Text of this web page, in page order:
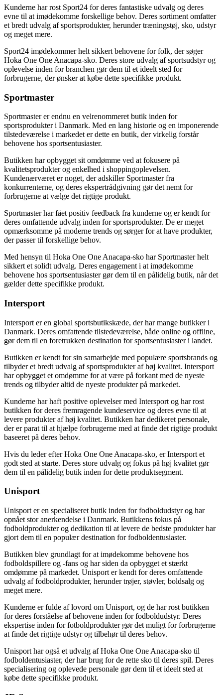
Kunderne har rost Sport24 for deres fantastiske udvalg og deres
evne til at imødekomme forskellige behov. Deres sortiment omfatter
et bredt udvalg af sportsprodukter, herunder træningstøj, sko, udstyr
og meget mere.
Sport24 imødekommer helt sikkert behovene for folk, der søger
Hoka One One Anacapa-sko. Deres store udvalg af sportsudstyr og
oplevelse inden for branchen gør dem til et ideelt sted for
forbrugerne, der ønsker at købe dette specifikke produkt.
Sportmaster
Sportmaster er endnu en velrenommeret butik inden for
sportsprodukter i Danmark. Med en lang historie og en imponerende
tilstedeværelse i markedet er dette en butik, der virkelig forstår
behovene hos sportsentusiaster.
Butikken har opbygget sit omdømme ved at fokusere på
kvalitetsprodukter og enkelhed i shoppingoplevelsen.
Kundenærværet er noget, der adskiller Sportmaster fra
konkurrenterne, og deres ekspertrådgivning gør det nemt for
forbrugerne at vælge det rigtige produkt.
Sportmaster har fået positiv feedback fra kunderne og er kendt for
deres omfattende udvalg inden for sportsprodukter. De er meget
opmærksomme på moderne trends og sørger for at have produkter,
der passer til forskellige behov.
Med hensyn til Hoka One One Anacapa-sko har Sportmaster helt
sikkert et solidt udvalg. Deres engagement i at imødekomme
behovene hos sportsentusiaster gør dem til en pålidelig butik, når det
gælder dette specifikke produkt.
Intersport
Intersport er en global sportsbutikskæde, der har mange butikker i
Danmark. Deres omfattende tilstedeværelse, både online og offline,
gør dem til en foretrukken destination for sportsentusiaster i landet.
Butikken er kendt for sin samarbejde med populære sportsbrands og
tilbyder et bredt udvalg af sportsprodukter af høj kvalitet. Intersport
har opbygget et omdømme for at være på forkant med de nyeste
trends og tilbyder altid de nyeste produkter på markedet.
Kunderne har haft positive oplevelser med Intersport og har rost
butikken for deres fremragende kundeservice og deres evne til at
levere produkter af høj kvalitet. Butikken har dedikeret personale,
der er parat til at hjælpe forbrugerne med at finde det rigtige produkt
baseeret på deres behov.
Hvis du leder efter Hoka One One Anacapa-sko, er Intersport et
godt sted at starte. Deres store udvalg og fokus på høj kvalitet gør
dem til en pålidelig butik inden for dette produktsegment.
Unisport
Unisport er en specialiseret butik inden for fodboldudstyr og har
opnået stor anerkendelse i Danmark. Butikkens fokus på
fodboldprodukter og dedikation til at levere de bedste produkter har
gjort dem til en populær destination for fodboldentusiaster.
Butikken blev grundlagt for at imødekomme behovene hos
fodboldspillere og -fans og har siden da opbygget et stærkt
omdømme på markedet. Unisport er kendt for deres omfattende
udvalg af fodboldprodukter, herunder trøjer, støvler, boldsalg og
meget mere.
Kunderne er fulde af lovord om Unisport, og de har rost butikken
for deres forståelse af behovene inden for fodboldudstyr. Deres
ekspertise inden for fotboldprodukter gør det muligt for forbrugerne
at finde det rigtige udstyr og tilbehør til deres behov.
Unisport har også et udvalg af Hoka One One Anacapa-sko til
fodboldentusiaster, der har brug for de rette sko til deres spil. Deres
specialisering og oplevede personale gør dem til et ideelt sted at
købe dette specifikke produkt.